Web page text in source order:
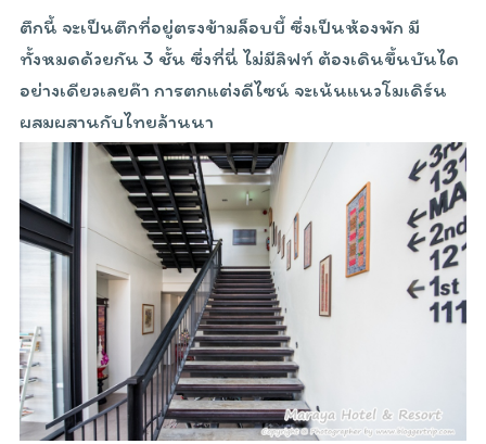
ตึกนี้ จะเป็นตึกที่อยู่ตรงข้ามล็อบบี้ ซึ่งเป็นห้องพัก มี
ทั้งหมดด้วยกัน 3 ชั้น ซึ่งที่นี่ ไม่มีลิฟท์ ต้องเดินขึ้นบันได
อย่างเดียวเลยค๊า การตกแต่งดีไซน์ จะเน้นแนวโมเดิร์น
ผสมผสานกับไทยล้านนา